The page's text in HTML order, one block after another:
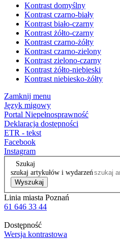
Kontrast domyślny
Kontrast czarno-biały
Kontrast biało-czarny
Kontrast żółto-czarny
Kontrast czarno-żółty
Kontrast czarno-zielony
Kontrast zielono-czarny
Kontrast żółto-niebieski
Kontrast niebiesko-żółty
Zamknij menu
Język migowy
Portal Niepełnosprawność
Deklaracja dostępności
ETR - tekst
Facebook
Instagram
Szukaj
szukaj artykułów i wydarzeń
Wyszukaj
Linia miasta Poznań
61 646 33 44
Dostępność
Wersja kontrastowa